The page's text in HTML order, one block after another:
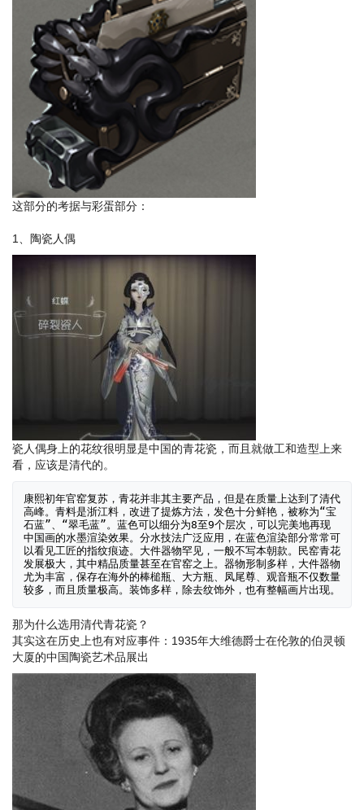
这部分的考据与彩蛋部分：
1、陶瓷人偶
瓷人偶身上的花纹很明显是中国的青花瓷，而且就做工和造型上来
看，应该是清代的。
康熙初年官窑复苏，青花并非其主要产品，但是在质量上达到了清代
高峰。青料是浙江料，改进了提炼方法，发色十分鲜艳，被称为“宝
石蓝”、“翠毛蓝”。蓝色可以细分为8至9个层次，可以完美地再现
中国画的水墨渲染效果。分水技法广泛应用，在蓝色渲染部分常常可
以看见工匠的指纹痕迹。大件器物罕见，一般不写本朝款。民窑青花
发展极大，其中精品质量甚至在官窑之上。器物形制多样，大件器物
尤为丰富，保存在海外的棒槌瓶、大方瓶、凤尾尊、观音瓶不仅数量
较多，而且质量极高。装饰多样，除去纹饰外，也有整幅画片出现。
那为什么选用清代青花瓷？
其实这在历史上也有对应事件：1935年大维德爵士在伦敦的伯灵顿
大厦的中国陶瓷艺术品展出